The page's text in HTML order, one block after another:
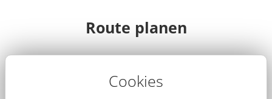
Route planen
Cookies